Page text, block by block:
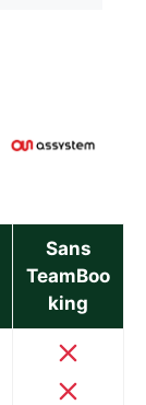
Sans
TeamBoo
king